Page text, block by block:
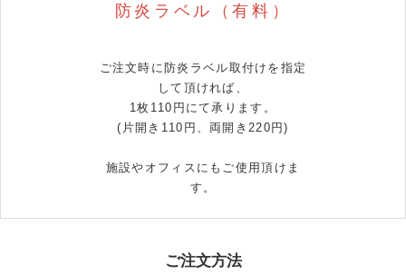
ご注文方法
防炎ラベル（有料）
ご注文時に防炎ラベル取付けを指定
して頂ければ、
1枚110円にて承ります。
(片開き110円、両開き220円)
施設やオフィスにもご使用頂けま
す。